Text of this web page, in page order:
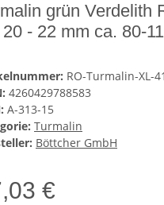
grün Verdelith
- 22 mm ca. 80-
RO-Turmalin-XL-
4260429788583
A-313-15
Turmalin
Böttcher GmbH
€